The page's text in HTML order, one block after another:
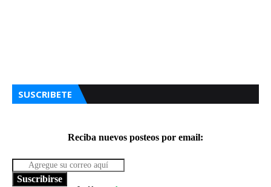
SUSCRIBETE
Reciba nuevos posteos por email:
Suscribirse